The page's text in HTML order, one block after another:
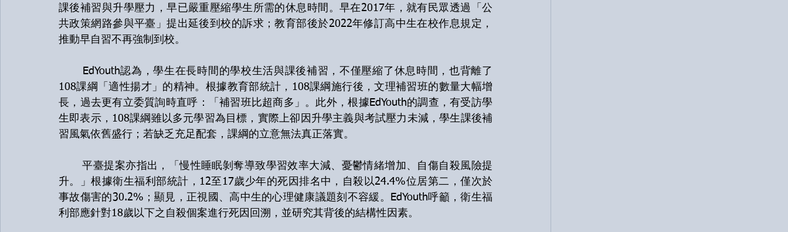
課後補習與升學壓力，早已嚴重壓縮學生所需的休息時間。早在2017年，就有民眾透過「公
共政策網路參與平臺」提出延後到校的訴求；教育部後於2022年修訂高中生在校作息規定，
推動早自習不再強制到校。
108課綱「適性揚才」的精神。根據教育部統計，108課綱施行後，文理補習班的數量大幅增
長，過去更有立委質詢時直呼：「補習班比超商多」。此外，根據EdYouth的調查，有受訪學
生即表示，108課綱雖以多元學習為目標，實際上卻因升學主義與考試壓力未減，學生課後補
習風氣依舊盛行；若缺乏充足配套，課綱的立意無法真正落實。
	平臺提案亦指出，「慢性睡眠剝奪導致學習效率大減、憂鬱情緒增加、自傷自殺風險提
升。」根據衛生福利部統計，12至17歲少年的死因排名中，自殺以24.4%位居第二，僅次於
事故傷害的30.2%；顯見，正視國、高中生的心理健康議題刻不容緩。EdYouth呼籲，衛生福
利部應針對18歲以下之自殺個案進行死因回溯，並研究其背後的結構性因素。